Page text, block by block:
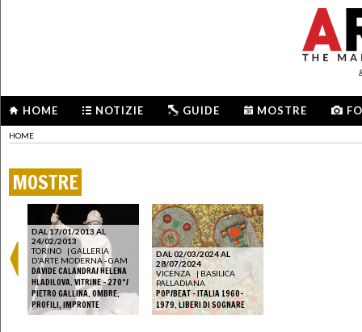
HOME NOTIZIE GUIDE MOSTRE
HOME
MOSTRE
DAL 17/01/2013 AL
24/02/2013
TORINO
| GALLERIA
D'ARTE MODERNA - GAM
DAVIDE CALANDRA/ HELENA
HLADILOVA. VITRINE - 270°/
PIETRO GALLINA. OMBRE,
PROFILI, IMPRONTE
DAL 02/03/2024 AL
28/07/2024
VICENZA |BASILICA
PALLADIANA
POP/BEAT – ITALIA 1960-
1979. LIBERI DI SOGNARE